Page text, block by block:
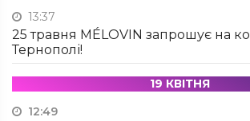
13:37
25 травня MÉLOVIN запрошує на
Тернополі!
19 КВІТНЯ
12:49